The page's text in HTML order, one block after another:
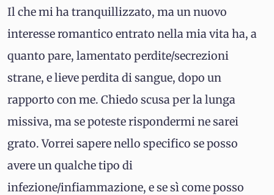
Il che mi ha tranquillizzato, ma un nuovo
interesse romantico entrato nella mia vita ha, a
quanto pare, lamentato perdite/secrezioni
strane, e lieve perdita di sangue, dopo un
rapporto con me. Chiedo scusa per la lunga
missiva, ma se poteste rispondermi ne sarei
grato. Vorrei sapere nello specifico se posso
avere un qualche tipo di
infezione/infiammazione, e se sì come posso